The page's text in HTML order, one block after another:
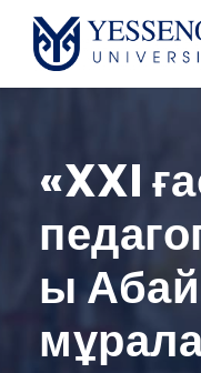
«XXI
ы Абай